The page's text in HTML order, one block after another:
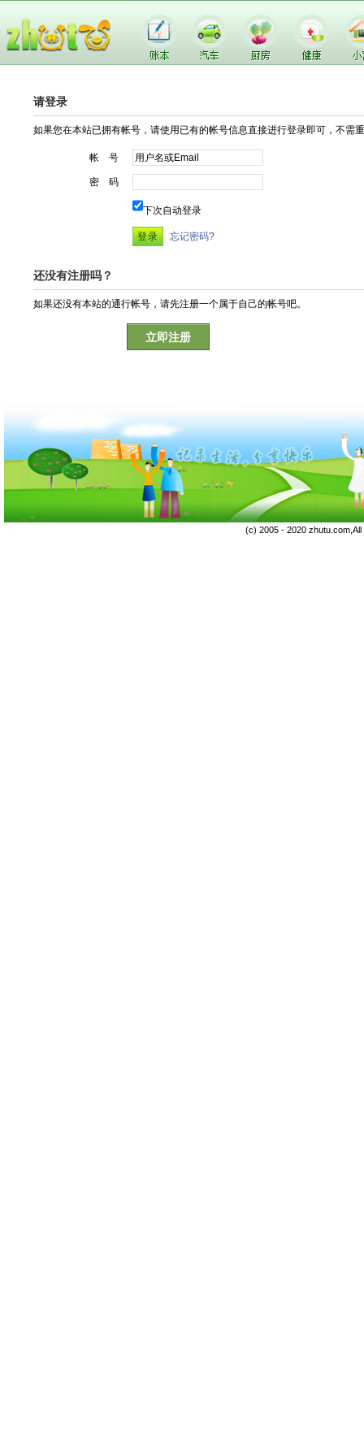
请登录
如果您在本站已拥有帐号，请使用已有的帐号信息直接进行登录即可，不需
帐 号
密 码
下次自动登录
忘记密码?
还没有注册吗？
如果还没有本站的通行帐号，请先注册一个属于自己的帐号吧。
立即注册
(c) 2005 - 2020